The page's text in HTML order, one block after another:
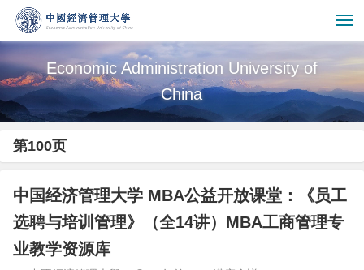
Economic Administration University of
China
第100页
中国经济管理大学 MBA公益开放课堂：《员工
选聘与培训管理》（全14讲）MBA工商管理专
业教学资源库